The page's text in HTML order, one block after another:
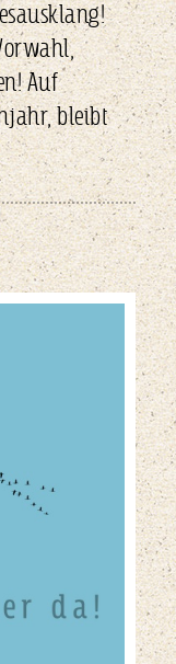
Auf
bleibt